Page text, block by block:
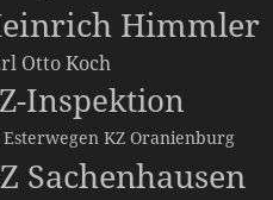
Himmler
Otto Koch
Inspektion
Esterwegen KZ Oranienburg
Sachenhausen